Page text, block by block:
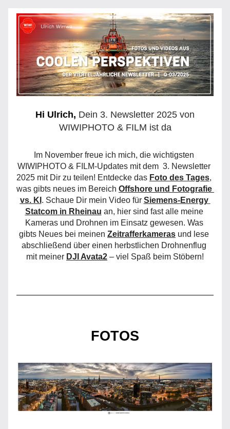
Hi Ulrich, Dein 3. Newsletter 2025 von
WIWIPHOTO & FILM ist da
Im November freue ich mich, die wichtigsten
WIWIPHOTO & FILM-Updates mit dem  3. Newsletter
2025 mit Dir zu teilen! Entdecke das Foto des Tages,
was gibts neues im Bereich Offshore und Fotografie
vs. KI . Schaue Dir mein Video für Siemens-Energy
Statcom in Rheinau an, hier sind fast alle meine
Kameras und Drohnen im Einsatz gewesen. Was
gibts Neues bei meinen Zeitrafferkameras und lese
abschließend über einen herbstlichen Drohnenflug
mit meiner DJI Avata2 – viel Spaß beim Stöbern!
FOTOS